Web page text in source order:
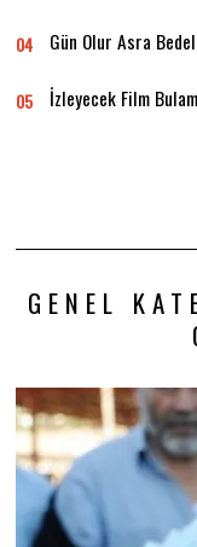
04 Gün Olur Asra
05 İzleyecek Film
GENEL